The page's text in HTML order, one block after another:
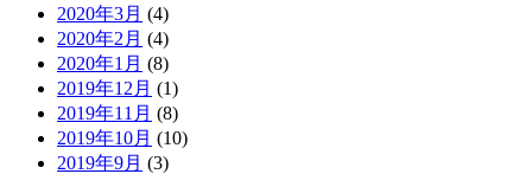
2020年3月 (4)
2020年2月 (4)
2020年1月 (8)
2019年12月 (1)
2019年11月 (8)
2019年10月 (10)
2019年9月 (3)